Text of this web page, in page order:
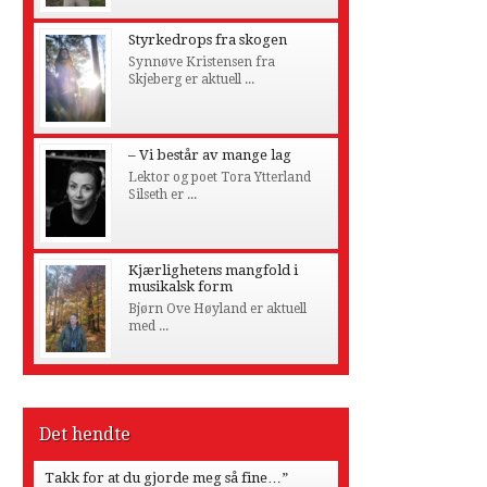
Styrkedrops fra skogen
Synnøve Kristensen fra
Skjeberg er aktuell ...
– Vi består av mange lag
Lektor og poet Tora Ytterland
Silseth er ...
Kjærlighetens mangfold i
musikalsk form
Bjørn Ove Høyland er aktuell
med ...
Det hendte
Takk for at du gjorde meg så fine…”